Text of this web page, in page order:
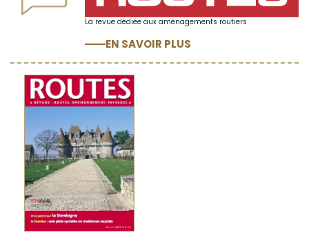
La revue dédiée aux aménagements routiers
EN SAVOIR PLUS